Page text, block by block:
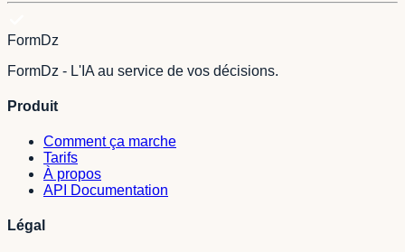
FormDz
FormDz - L'IA au service de vos décisions.
Produit
Comment ça marche
Tarifs
À propos
API Documentation
Légal